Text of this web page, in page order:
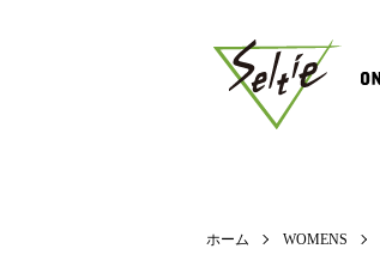
ホーム WOMENS